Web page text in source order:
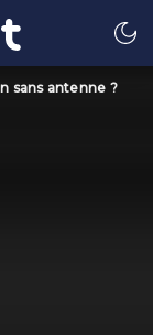
sans antenne ?